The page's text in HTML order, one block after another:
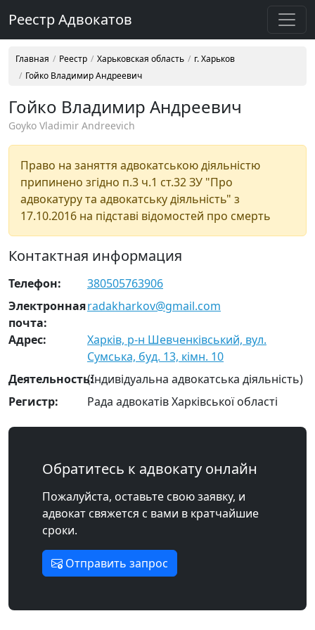
Реестр Адвокатов
Главная Реестр Харьковская область
г. Харьков
Гойко Владимир Андреевич
Гойко Владимир Андреевич
Goyko Vladimir Andreevich
Право на заняття адвокатською діяльністю
припинено згідно п.3 ч.1 ст.32 ЗУ "Про
адвокатуру та адвокатську діяльність" з
17.10.2016 на підставі відомостей про смерть
Контактная информация
Телефон:
380505763906
Электронная
почта:
radakharkov@gmail.com
Адрес:
Харків, р-н Шевченківський, вул.
Сумська, буд. 13, кімн. 10
Деятельность:(Індивідуальна адвокатська діяльність)
Регистр:
Рада адвокатів Харківської області
Обратитесь к адвокату онлайн
Пожалуйста, оставьте свою заявку, и
адвокат свяжется с вами в кратчайшие
сроки.
Отправить запрос